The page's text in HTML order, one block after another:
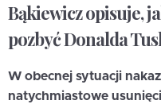
Bąkiewicz opisuje,
pozbyć Donalda
W obecnej sytuacji
natychmiastowe